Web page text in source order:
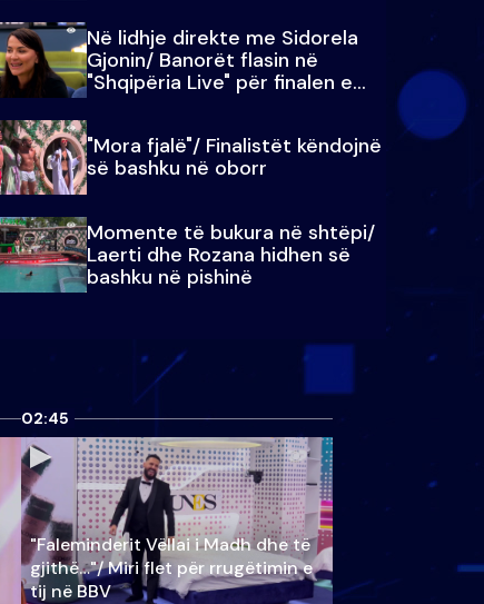
Në lidhje direkte me Sidorela
Gjonin/ Banorët flasin në
"Shqipëria Live" për finalen e
madhe
"Mora fjalë"/ Finalistët këndojnë
së bashku në oborr
Momente të bukura në shtëpi/
Laerti dhe Rozana hidhen së
bashku në pishinë
02:45
"Faleminderit Vëllai i Madh dhe të
gjithë…"/ Miri flet për rrugëtimin e
tij në BBV